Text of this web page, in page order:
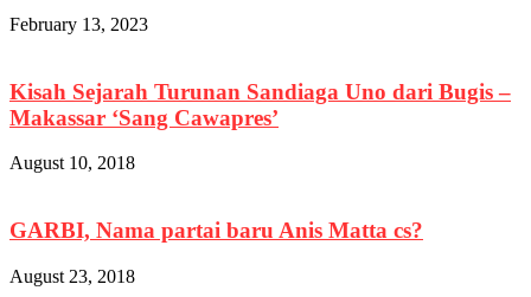
February 13, 2023
Kisah Sejarah Turunan Sandiaga Uno dari Bugis –
Makassar ‘Sang Cawapres’
August 10, 2018
GARBI, Nama partai baru Anis Matta cs?
August 23, 2018